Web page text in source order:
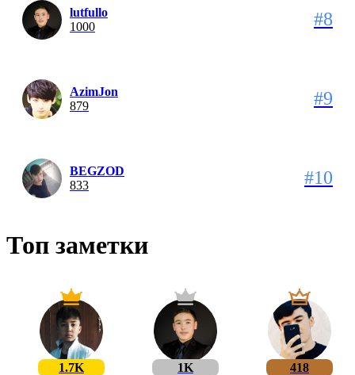
lutfullo
1000
#8
AzimJon
879
#9
BEGZOD
833
#10
Топ заметки
1.7K 1K 418